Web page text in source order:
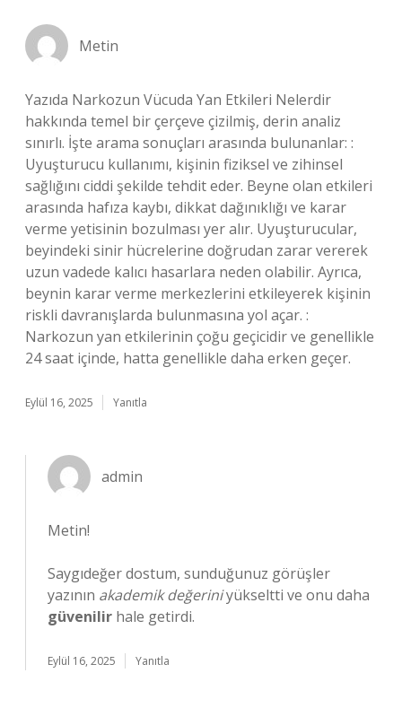
Metin
Yazıda Narkozun Vücuda Yan Etkileri Nelerdir
hakkında temel bir çerçeve çizilmiş, derin analiz
sınırlı. İşte arama sonuçları arasında bulunanlar: :
Uyuşturucu kullanımı, kişinin fiziksel ve zihinsel
sağlığını ciddi şekilde tehdit eder. Beyne olan etkileri
arasında hafıza kaybı, dikkat dağınıklığı ve karar
verme yetisinin bozulması yer alır. Uyuşturucular,
beyindeki sinir hücrelerine doğrudan zarar vererek
uzun vadede kalıcı hasarlara neden olabilir. Ayrıca,
beynin karar verme merkezlerini etkileyerek kişinin
riskli davranışlarda bulunmasına yol açar. :
Narkozun yan etkilerinin çoğu geçicidir ve genellikle
24 saat içinde, hatta genellikle daha erken geçer.
Eylül 16, 2025 Yanıtla
admin
Metin!
Saygıdeğer dostum, sunduğunuz görüşler
yazının akademik değeriniyükseltti ve onu daha
güvenilir hale getirdi.
Eylül 16, 2025 Yanıtla